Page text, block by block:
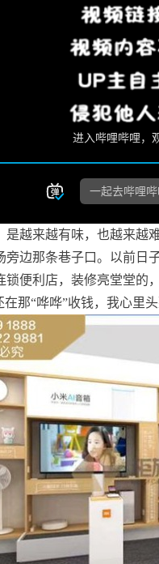
越来越有味，也越来越难
边那条巷子口。以前日
便利店，装修亮堂堂的
那“哗哗”收钱，我心里